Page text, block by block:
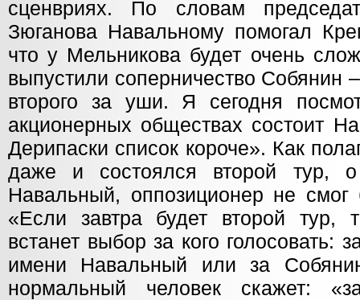
сценвриях. По словам
Зюганова Навальному помогал
что у Мельникова будет очень
выпустили соперничество Собянин
второго за уши. Я сегодня
акционерных обществах состоит
Дерипаски список короче». Как
даже и состоялся второй тур, о
Навальный, оппозиционер не
«Если завтра будет второй тур,
встанет выбор за кого голосовать:
имени Навальный или за
нормальный человек скажет: